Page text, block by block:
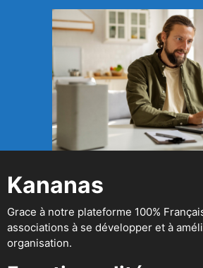
Kananas
Grace à notre plateforme 100%
associations à se développer et à
organisation.